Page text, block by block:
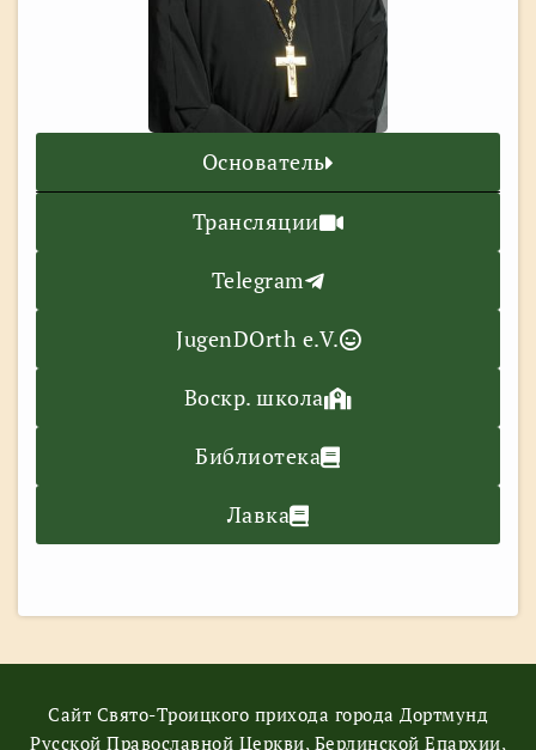
Основатель
Трансляции
Telegram
JugenDOrth e.V.
Воскр. школа
Библиотека
Лавка
Сайт Свято-Троицкого прихода города Дортмунд
Русской Православной Церкви, Берлинской Епархии,